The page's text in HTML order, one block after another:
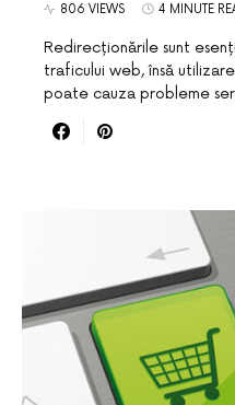
806 VIEWS 4 MINUTE
Redirecționările sunt
traficului web, însă
poate cauza probleme